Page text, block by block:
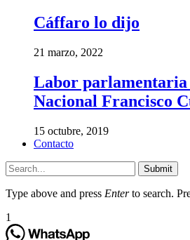
Cáffaro lo dijo
21 marzo, 2022
Labor parlamentaria
Nacional Francisco
15 octubre, 2019
Contacto
Submit
Type above and press Enterto search.
1